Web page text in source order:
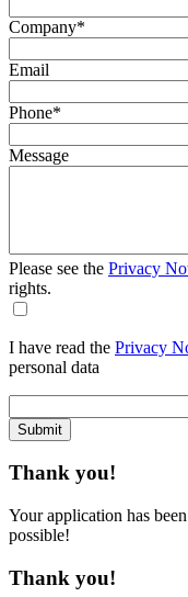
Company*
Email
Phone*
Message
Please see the Privacy
rights.
I have read the Privacy
personal data
Submit
Thank you!
Your application has
possible!
Thank you!